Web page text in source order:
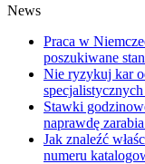
News
Praca w
poszukiwane
Nie ryzykuj kar
Stawki
naprawdę
Jak znaleźć
numeru